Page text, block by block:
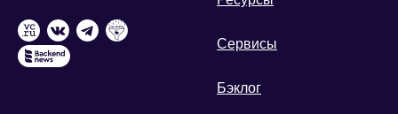
Сервисы
Бэклог